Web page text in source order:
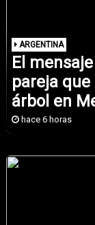
ARGENTINA
El
pareja
árbol en
hace 6 horas